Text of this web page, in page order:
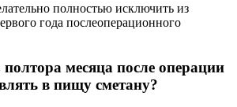
полностью исключить из
года послеоперационного
месяца после операции
в пищу сметану?